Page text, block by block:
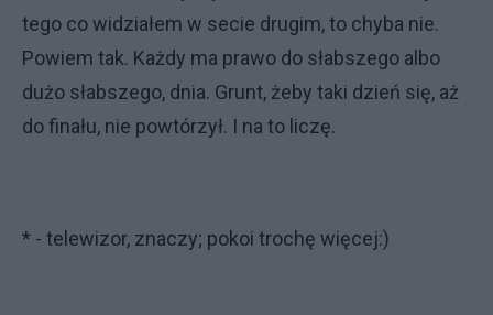
tego co widziałem w secie drugim, to chyba nie.
Powiem tak. Każdy ma prawo do słabszego albo
dużo słabszego, dnia. Grunt, żeby taki dzień się, aż
do finału, nie powtórzył. I na to liczę.
* - telewizor, znaczy; pokoi trochę więcej:)